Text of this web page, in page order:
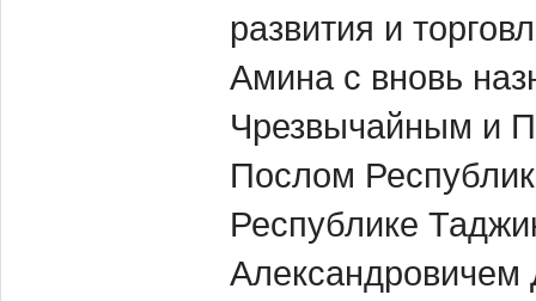
развития и
Амина с вновь
Чрезвычайным и
Послом
Республике
Александровичем